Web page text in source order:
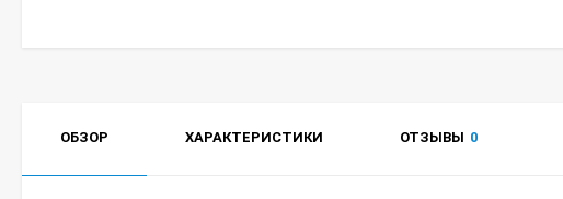
ОБЗОР ХАРАКТЕРИСТИКИ ОТЗЫВЫ 0